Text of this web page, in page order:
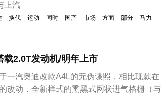
上汽
换代 运动 同时 国产 市场 方面 部分
马力
2.0T发动机/明年上市
一汽奥迪改款A4L的无伪谍照，相比现款在
改动，全新样式的熏黑式网状进气格栅（与